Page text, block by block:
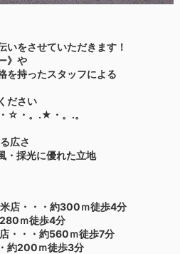
いをさせていただきます！
》や
を持ったスタッフによる
ださい
☆・。.★・。.。
広さ
・採光に優れた立地
店・・・約300ｍ徒歩4分
ｍ徒歩4分
・・・約560ｍ徒歩7分
約200ｍ徒歩3分